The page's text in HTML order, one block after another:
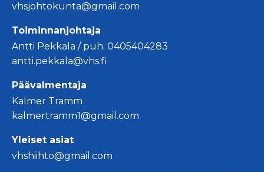
vhsjohtokunta@gmail.com
Toiminnanjohtaja
Antti Pekkala / puh. 0405404283
antti.pekkala@vhs.fi
Päävalmentaja
Kalmer Tramm
kalmertramm1@gmail.com
Yleiset asiat
vhshiihto@gmail.com